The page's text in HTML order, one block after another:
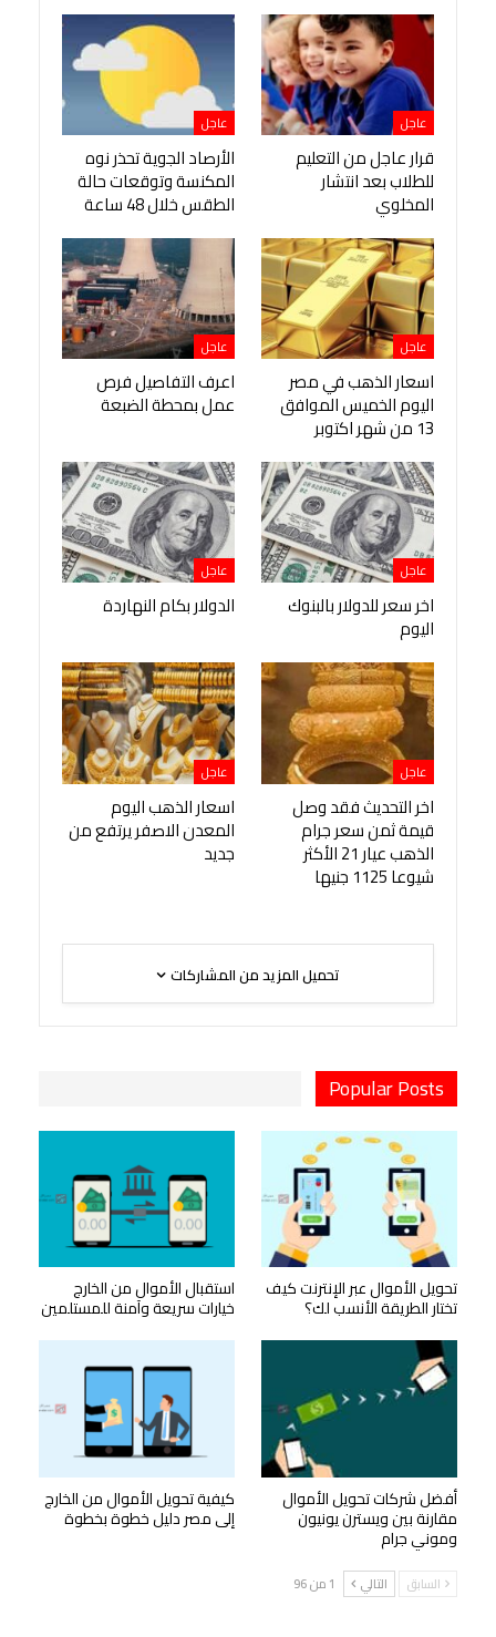
عاجل
قرار عاجل من التعليم
للطلاب بعد انتشار
المخلوي
عاجل
الأرصاد الجوية تحذر نوه
المكنسة وتوقعات حالة
الطقس خلال 48 ساعة
عاجل
اسعار الذهب في مصر
اليوم الخميس الموافق
13 من شهر اكتوبر
عاجل
اعرف التفاصيل فرص
عمل بمحطة الضبعة
عاجل
اخر سعر للدولار بالبنوك
اليوم
عاجل
الدولار بكام النهاردة
عاجل
اخر التحديث فقد وصل
قيمة ثمن سعر جرام
الذهب عيار 21 الأكثر
شيوعا 1125 جنيها
عاجل
اسعار الذهب اليوم
المعدن الاصفر يرتفع من
جديد
تحميل المزيد من المشاركات
Popular Posts
تحويل الأموال عبر الإنترنت كيف
تختار الطريقة الأنسب لك؟
استقبال الأموال من الخارج
خيارات سريعة وآمنة للمستلمين
أفضل شركات تحويل الأموال
مقارنة بين ويسترن يونيون
وموني جرام
كيفية تحويل الأموال من الخارج
إلى مصر دليل خطوة بخطوة
السابق التالي 1 من 96